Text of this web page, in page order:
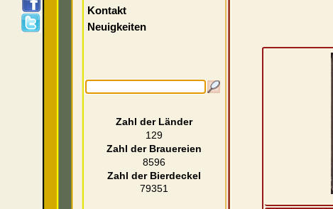
Kontakt
Neuigkeiten
Zahl der Länder
129
Zahl der Brauereien
8596
Zahl der Bierdeckel
79351